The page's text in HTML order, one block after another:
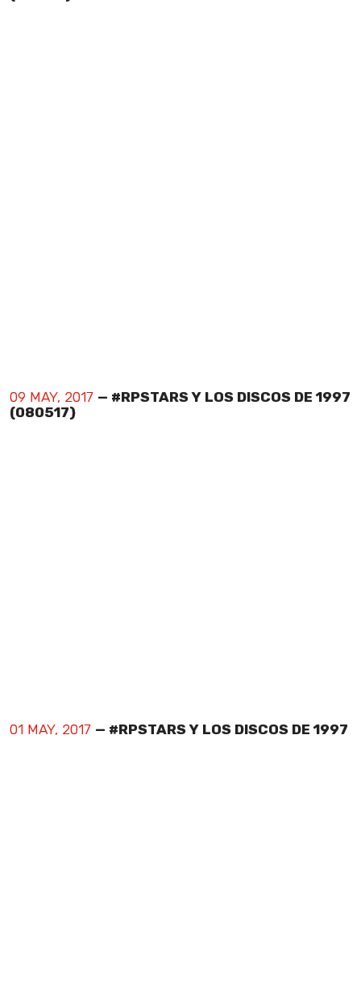
09 MAY, 2017 — #RPSTARS Y LOS DISCOS DE 1997
(080517)
01 MAY, 2017 — #RPSTARS Y LOS DISCOS DE 1997